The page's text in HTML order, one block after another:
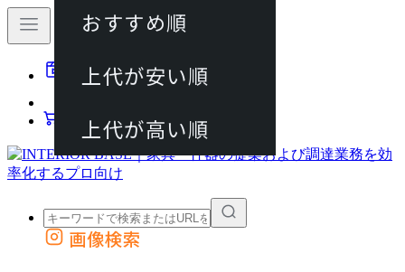
動画マニュアル
カート
外部サイトの商品をカートに追加
画像検索
おすすめ順
上代が安い順
上代が高い順